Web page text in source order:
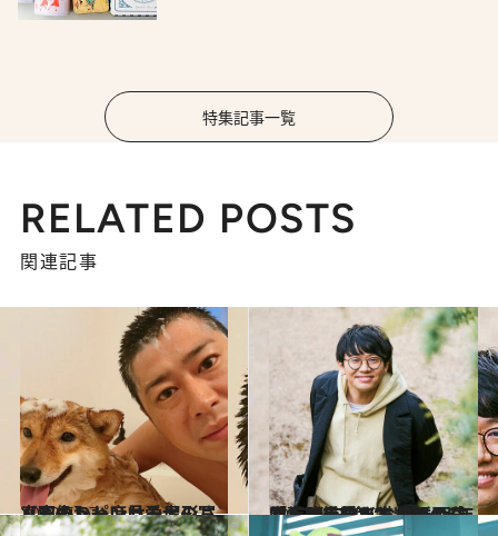
特集記事一覧
RELATED POSTS
関連記事
2022.5.27
【画像】パンサー尾形さん宅のかわいい愛犬の写真をもう一度見る！
カルチャー 2022.2.22
「病院で猫だと判明した」から始まる ミキ亜生と貰い手なき猫たちの5年間 “五猫五色”な最新の日常を覗き見！
カルチャー